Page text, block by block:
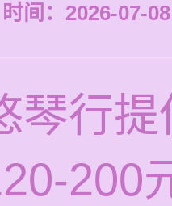
时间：2026-07-
琴行
200